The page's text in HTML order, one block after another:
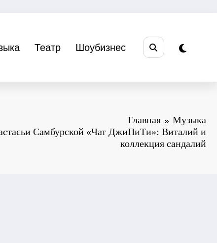
Театр Шоубизнес
Главная
Музыка
Самбурской «Чат ДжиПиТи»: Виталий и
коллекция сандалий